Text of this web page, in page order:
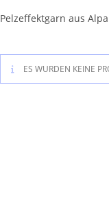
Pelzeffektgarn aus
ES WURDEN KEINE